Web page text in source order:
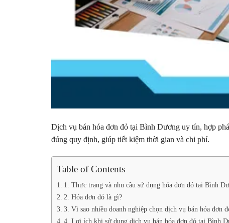
Dịch vụ bán hóa đơn đỏ tại Bình Dương uy tín, hợp
đúng quy định, giúp tiết kiệm thời gian và chi phí.
Table of Contents
1. Thực trạng và nhu cầu sử dụng hóa đơn đỏ tại Bình
2. Hóa đơn đỏ là gì?
3. Vì sao nhiều doanh nghiệp chọn dịch vụ bán hóa đơn
4. Lợi ích khi sử dụng dịch vụ bán hóa đơn đỏ tại Bình